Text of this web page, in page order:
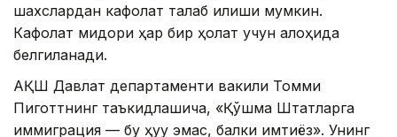
шахслардан кафолат талаб қилиши мумкин.
Кафолат миқдори ҳар бир ҳолат учун алоҳида
белгиланади.
АҚШ Давлат департаменти вакили Томми
Пиготтнинг таъкидлашича, «Қўшма Штатларга
иммиграция — бу ҳуқуқ эмас, балки имтиёз». Унинг